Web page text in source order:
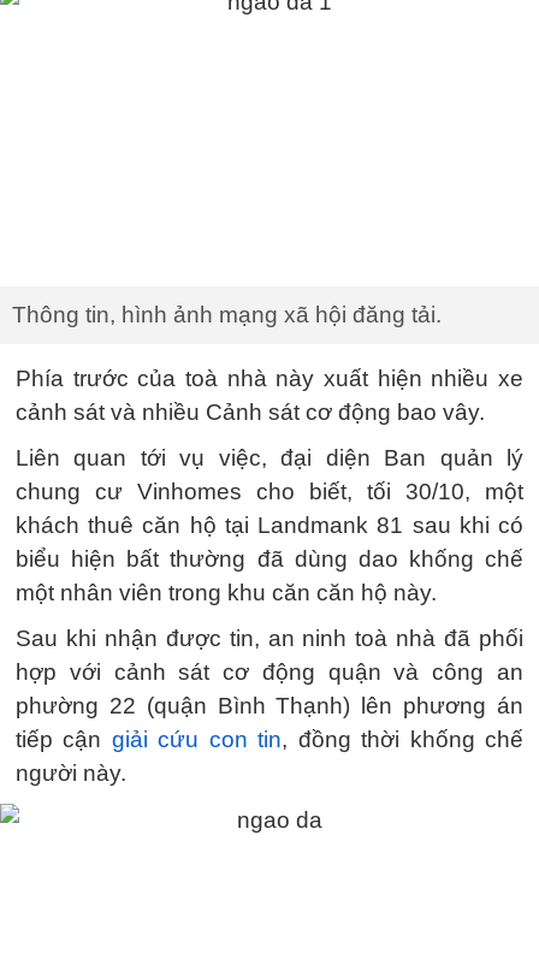
Thông tin, hình ảnh mạng xã hội đăng tải.
Phía trước của toà nhà này xuất hiện nhiều xe
cảnh sát và nhiều Cảnh sát cơ động bao vây.
Liên quan tới vụ việc, đại diện Ban quản lý
chung cư Vinhomes cho biết, tối 30/10, một
khách thuê căn hộ tại Landmank 81 sau khi có
biểu hiện bất thường đã dùng dao khống chế
một nhân viên trong khu căn căn hộ này.
Sau khi nhận được tin, an ninh toà nhà đã phối
hợp với cảnh sát cơ động quận và công an
phường 22 (quận Bình Thạnh) lên phương án
tiếp cận giải cứu con tin, đồng thời khống chế
người này.